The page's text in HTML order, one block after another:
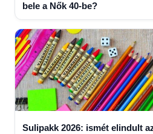
bele a Nők 40-be?
Sulipakk 2026: ismét elindult